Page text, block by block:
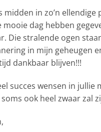
midden in zo’n ellendige
mooie dag hebben
Die stralende ogen
in mijn geheugen
dankbaar blijven!!!
succes wensen in jullie
ook heel zwaar zal